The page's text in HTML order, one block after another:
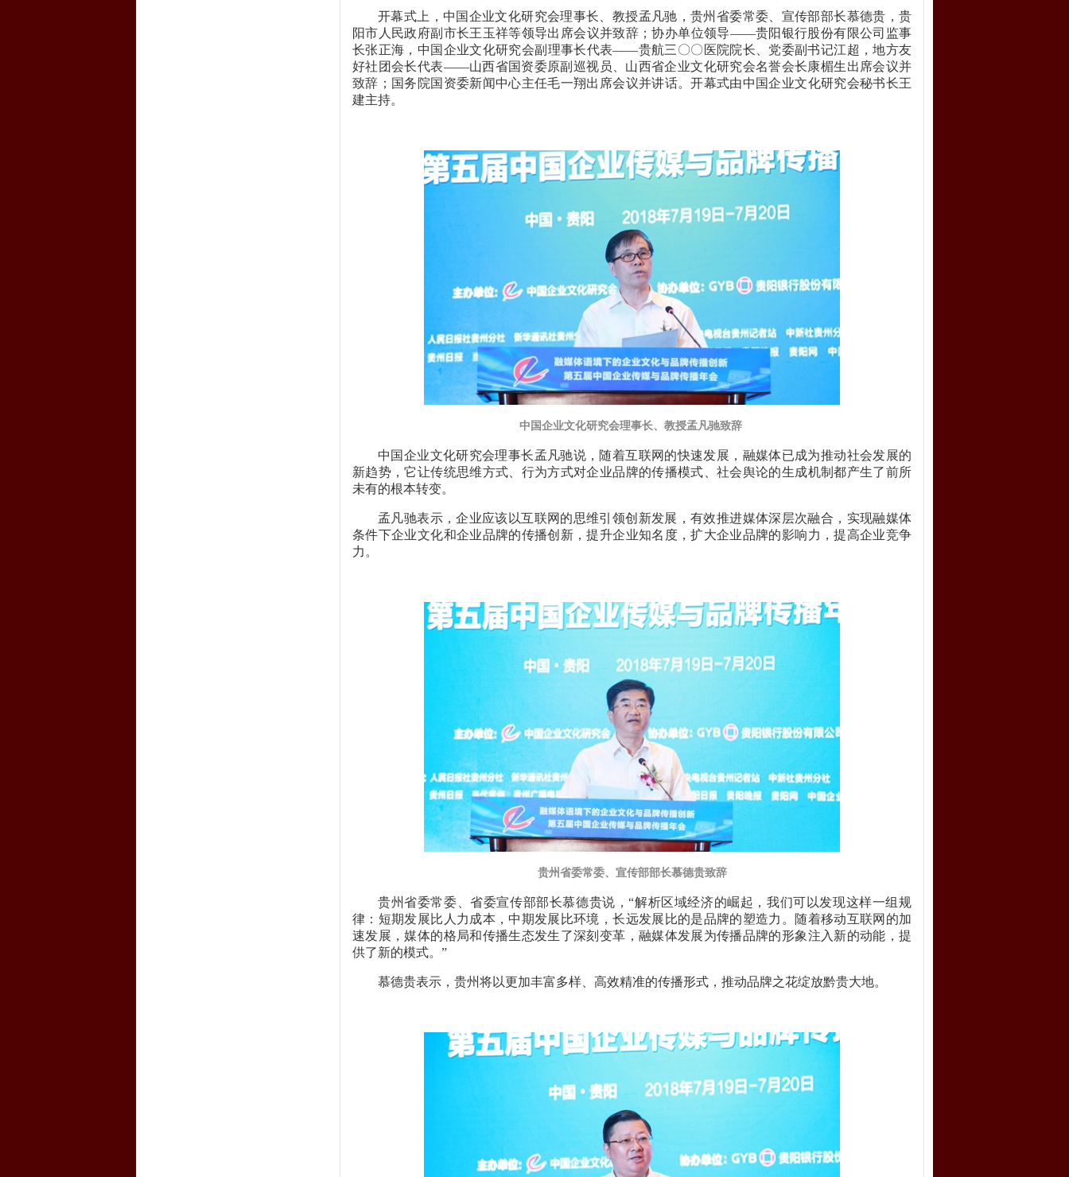
开幕式上， 中国企业文化研究会理事长、教授孟凡驰， 贵州省委常委、宣传部部长慕德贵， 贵
阳市人民政府副市长王玉祥等领导出席会议并致辞；协办单位领导——贵阳银行股份有限公司监事
长张正海， 中国企业文化研究会副理事长代表——贵航三〇〇医院院长、党委副书记江超，地方友
好社团会长代表——山西省国资委原副巡视员、山西省企业文化研究会名誉会长康楣生出席会议并
致辞； 国务院国资委新闻中心主任毛一翔出席会议并讲话。开幕式由中国企业文化研究会秘书长王
建主持。
中国企业文化研究会理事长、 教授孟凡驰致辞
中国企业文化研究会理事长孟凡驰说，随着互联网的快速发展，融媒体已成为推动社会发展的
新趋势，它让传统思维方式、行为方式对企业品牌的传播模式、社会舆论的生成机制都产生了前所
未有的根本转变。
孟凡驰表示，企业应该以互联网的思维引领创新发展，有效推进媒体深层次融合，实现融媒体
条件下企业文化和企业品牌的传播创新，提升企业知名度，扩大企业品牌的影响力，提高企业竞争
力。
贵州省委常委、宣传部部长慕德贵致辞
贵州省委常委、省委宣传部部长慕德贵说，“解析区域经济的崛起，我们可以发现这样一组规
律：短期发展比人力成本，中期发展比环境，长远发展比的是品牌的塑造力。随着移动互联网的加
速发展，媒体的格局和传播生态发生了深刻变革，融媒体发展为传播品牌的形象注入新的动能，提
供了新的模式。 ”
慕德贵表示，贵州将以更加丰富多样、高效精准的传播形式，推动品牌之花绽放黔贵大地。